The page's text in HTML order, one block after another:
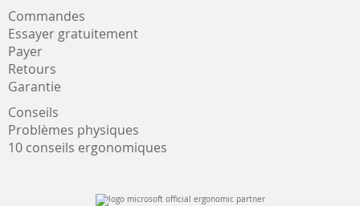
Commandes
Essayer gratuitement
Payer
Retours
Garantie
Conseils
Problèmes physiques
10 conseils ergonomiques